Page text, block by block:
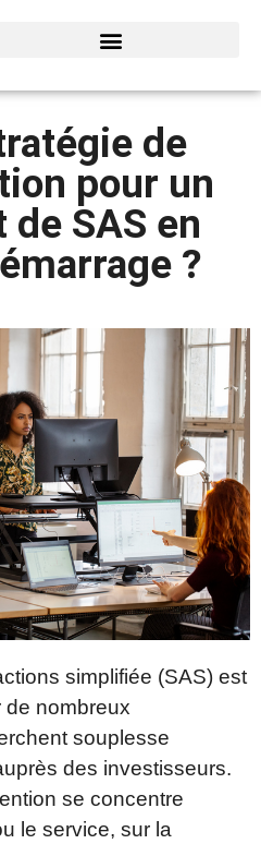
de
pour un
SAS en
?
simplifiée (SAS) est
nombreux
souplesse
des investisseurs.
se concentre
le service, sur la